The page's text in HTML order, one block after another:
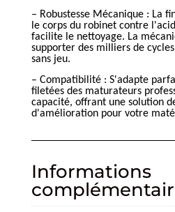
– Robustesse Mécanique : La
le corps du robinet contre
facilite le nettoyage. La
supporter des milliers de
sans jeu.
– Compatibilité : S'adapte
filetées des maturateurs
capacité, offrant une solution
d'amélioration pour votre
Informations